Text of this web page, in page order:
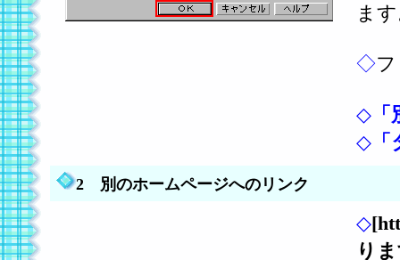
ま
◇
◇
◇
2 別のホームページへのリンク
◇
り